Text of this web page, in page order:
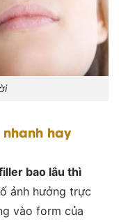
hay
bao lâu thì
ảnh hưởng trực
vào form của